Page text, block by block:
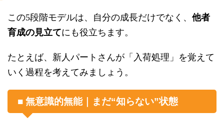
この5段階モデルは、自分の成長だけでなく、 他者
育成の見立てにも役立ちます。
たとえば、新人パートさんが「入荷処理」を覚えて
いく過程を考えてみましょう。
■ 無意識的無能｜まだ“知らない”状態